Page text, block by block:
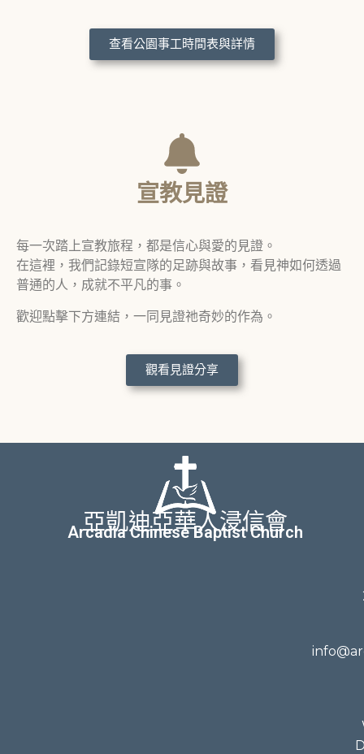
查看公園事工時間表與詳情
宣教見證
每一次踏上宣教旅程，都是信心與愛的見證。
在這裡，我們記錄短宣隊的足跡與故事，看見神如何透過
普通的人，成就不平凡的事。
歡迎點擊下方連結，一同見證祂奇妙的作為。
觀看見證分享
亞凱迪亞華人浸信會
Arcadia Chinese Baptist Church